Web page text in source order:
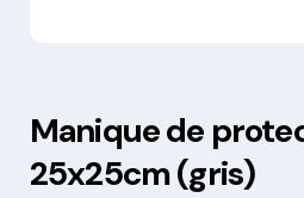
Manique de
25x25cm (gris)